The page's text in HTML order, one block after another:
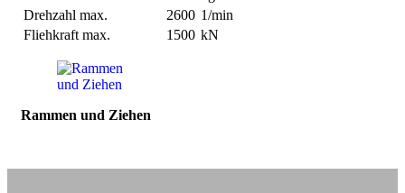
Drehzahl max.
2600 1/min
Fliehkraft max.
1500 kN
Rammen und Ziehen